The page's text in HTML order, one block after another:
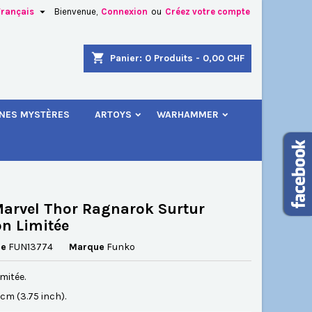
Bienvenue, Connexion ou Créez votre compte

shopping_cart Panier: 0 Produits - 0,00 CHF
MYSTÈRES ARTOYS WARHAMMER
Thor Ragnarok Surtur
Limitée
FUN13774 Marque Funko
cm (3.75 inch).